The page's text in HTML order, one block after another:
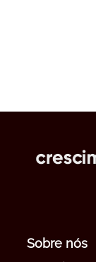
Sobre nós